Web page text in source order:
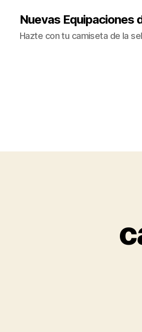
Nuevas Equipaciones
Hazte con tu camiseta de la